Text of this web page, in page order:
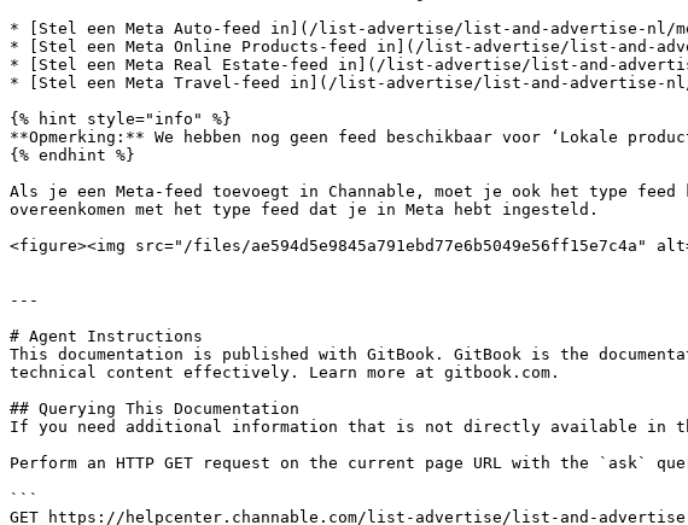
* [Stel een Meta Auto-feed in](/list-advertise/list-and-advertise-nl/
* [Stel een Meta Online Products-feed in](/list-advertise/list-and-
* [Stel een Meta Real Estate-feed in](/list-advertise/list-and-
* [Stel een Meta Travel-feed in](/list-advertise/list-and-advertise-nl/
{% hint style="info" %}
**Opmerking:** We hebben nog geen feed beschikbaar voor ‘Lokale
{% endhint %}
Als je een Meta-feed toevoegt in Channable, moet je ook het type
overeenkomen met het type feed dat je in Meta hebt ingesteld.
<figure><img src="/files/
---
# Agent Instructions
This documentation is published with GitBook. GitBook is the
technical content effectively. Learn more at gitbook.com.
## Querying This Documentation
If you need additional information that is not directly available in
Perform an HTTP GET request on the current page URL with the `ask`
```
GET https://helpcenter.channable.com/list-advertise/list-and-advertise-